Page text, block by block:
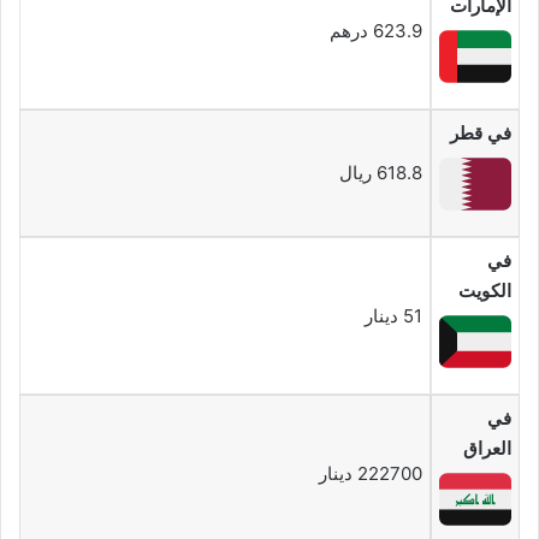
الإمارات
623.9 درهم
في قطر
618.8 ريال
في
الكويت
51 دينار
في
العراق
222700 دينار